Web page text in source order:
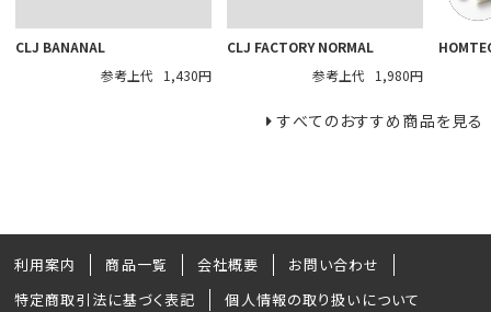
CLJ BANANAL
参考上代
1,430円
CLJ FACTORY NORMAL
参考上代
1,980円
すべてのおすすめ商品を見る
利用案内 商品一覧 会社概要
お問い合わせ
特定商取引法に基づく表記
個人情報の取り扱いについて